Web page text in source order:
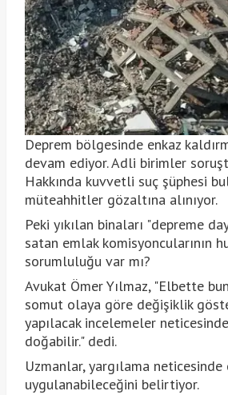
Deprem bölgesinde enkaz
devam ediyor. Adli birimler
Hakkında kuvvetli suç şüphesi
müteahhitler gözaltına alınıyor.
Peki yıkılan binaları "depreme
satan emlak komisyoncularının
sorumluluğu var mı?
Avukat Ömer Yılmaz, "Elbette
somut olaya göre değişiklik
yapılacak incelemeler
doğabilir." dedi.
Uzmanlar, yargılama
uygulanabileceğini belirtiyor.